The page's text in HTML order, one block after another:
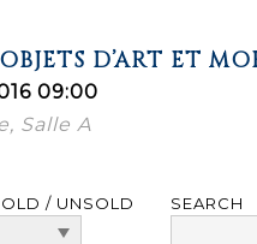
D’ART ET
09:00
Salle A
/ UNSOLD SEARCH